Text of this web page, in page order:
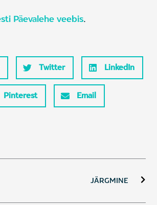
Päevalehe veebis.
Twitter LinkedIn
Pinterest Email
JÄRGMINE